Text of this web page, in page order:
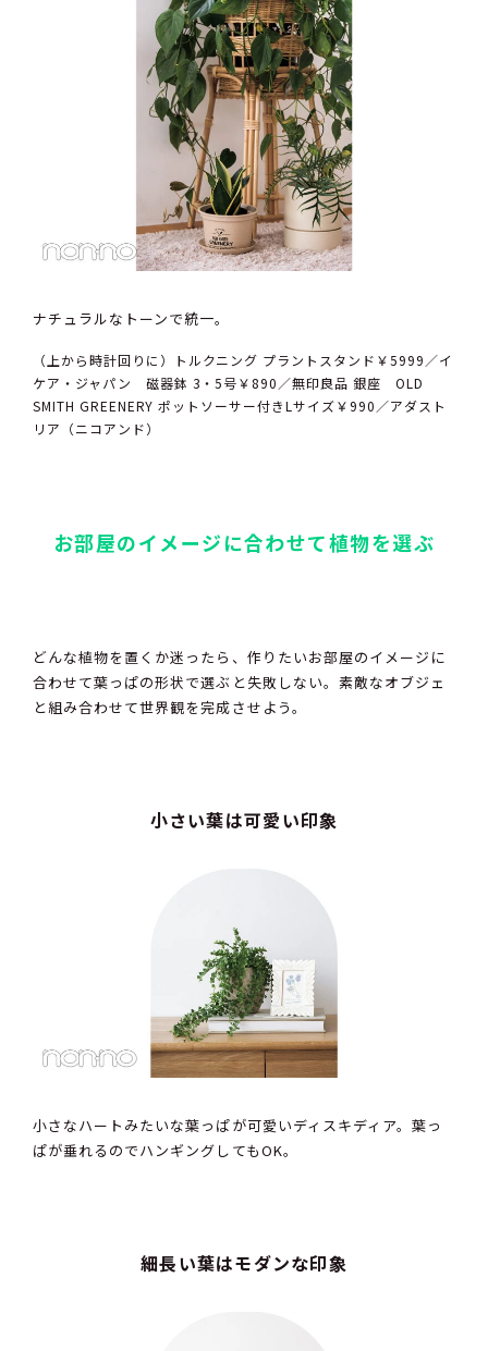
ナチュラルなトーンで統一。
（上から時計回りに）トルクニング プラントスタンド￥5999／イ
ケア・ジャパン 磁器鉢 3・5号￥890／無印良品 銀座 OLD
SMITH GREENERY ポットソーサー付きLサイズ￥990／アダスト
リア（ニコアンド）
お部屋のイメージに合わせて植物を選ぶ
どんな植物を置くか迷ったら、作りたいお部屋のイメージに
合わせて葉っぱの形状で選ぶと失敗しない。素敵なオブジェ
と組み合わせて世界観を完成させよう。
小さい葉は可愛い印象
小さなハートみたいな葉っぱが可愛いディスキディア。葉っ
ぱが垂れるのでハンギングしてもOK。
細長い葉はモダンな印象